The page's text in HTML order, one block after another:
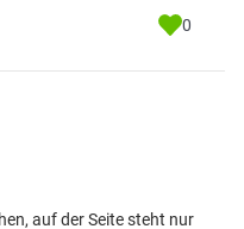
0
auf der Seite steht nur